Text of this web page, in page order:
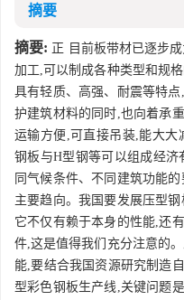
摘要
摘要: 正 目前板带材已逐步
加工,可以制成各种类型和规
具有轻质、高强、耐震等特
护建筑材料的同时,也向着承
运输方便,可直接吊装,能大大
钢板与H型钢等可以组成经
同气候条件、不同建筑功能
主要趋向。我国要发展压型
它不仅有赖于本身的性能,还
件,这是值得我们充分注意的
能,要结合我国资源研究制造
型彩色钢板生产线,关键问题